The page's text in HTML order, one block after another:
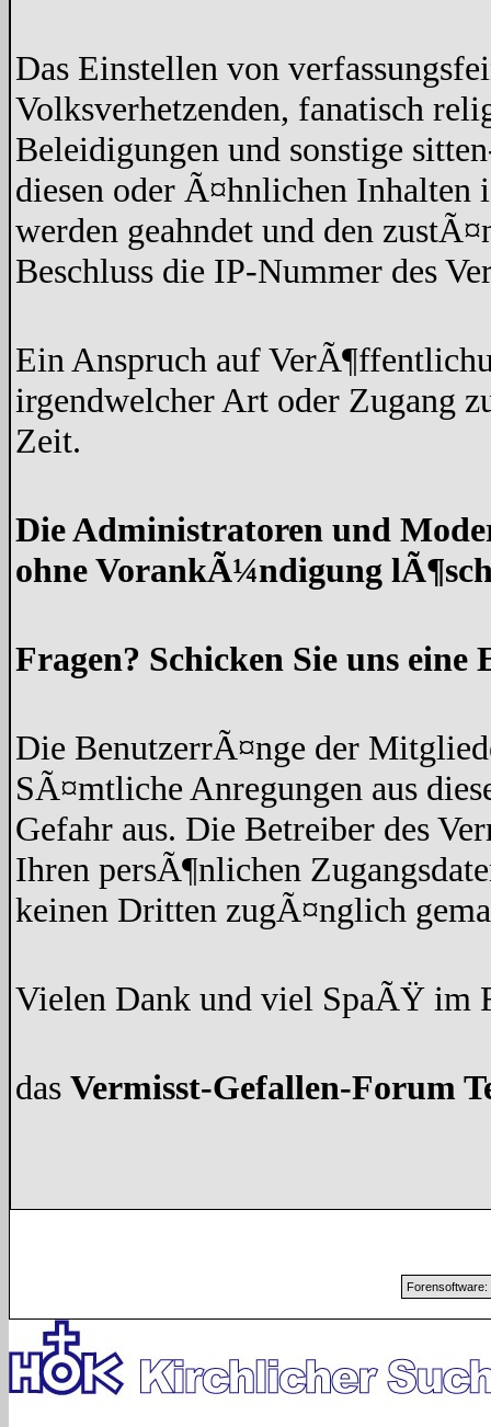
Das Einstellen von
Volksverhetzenden, fanatisch
Beleidigungen und sonstige
diesen oder Ã¤hnlichen Inhalten
werden geahndet und den
Beschluss die IP-Nummer des
Ein Anspruch auf
irgendwelcher Art oder Zugang
Zeit.
Die Administratoren und
ohne VorankÃ¼ndigung
Fragen? Schicken Sie uns
Die BenutzerrÃ¤nge der
SÃ¤mtliche Anregungen aus
Gefahr aus. Die Betreiber des
Ihren persÃ¶nlichen
keinen Dritten zugÃ¤nglich
Vielen Dank und viel SpaÃŸ im
das Vermisst-Gefallen-Forum
Forensoftware: